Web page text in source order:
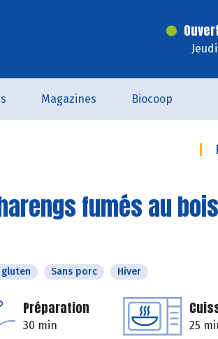
Magazines Biocoop
fumés au
gluten Sans porc Hiver
Préparation
30 min 25